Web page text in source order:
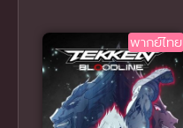
พากย์ไทย